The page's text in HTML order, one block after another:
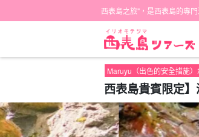
西表島之旅"，是西表島的專門
Maruyu（出色的安全措施
西表島貴賓限定